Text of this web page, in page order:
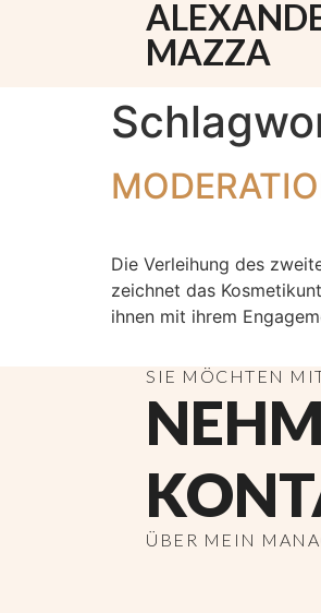
MAZZA
Die Verleihung des
zeichnet das
ihnen mit ihrem
SIE MÖCHTEN
ÜBER MEIN